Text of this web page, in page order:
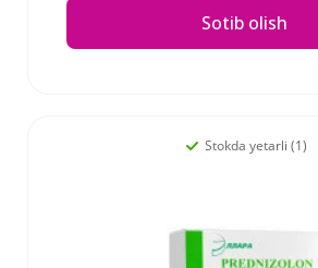
Sotib olish
Stokda yetarli (1)